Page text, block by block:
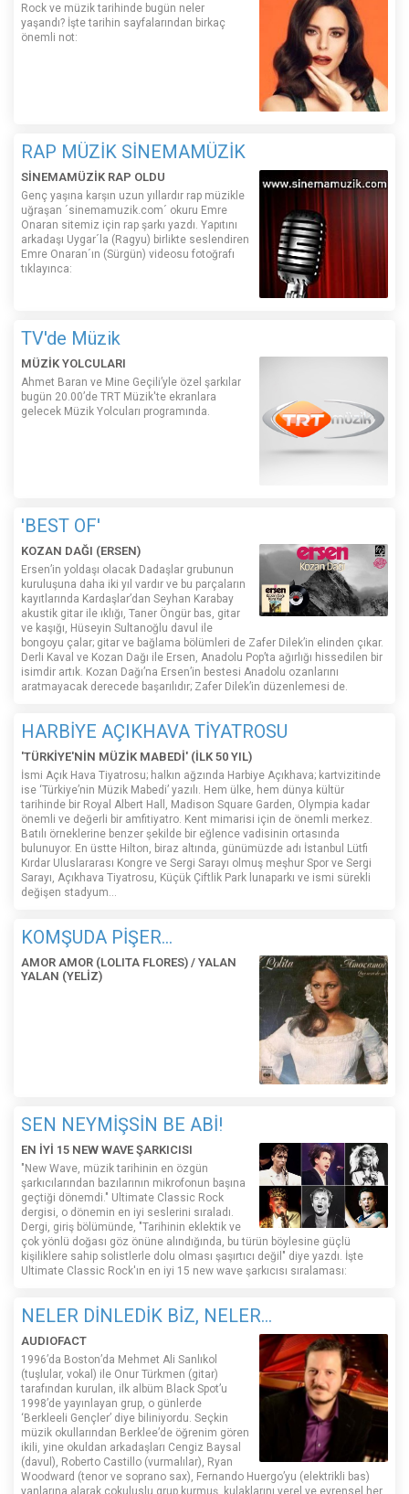
Rock ve müzik tarihinde bugün neler
yaşandı? İşte tarihin sayfalarından birkaç
önemli not:
RAP MÜZİK SİNEMAMÜZİK
SİNEMAMÜZİK RAP OLDU
Genç yaşına karşın uzun yıllardır rap müzikle
uğraşan ´sinemamuzik.com´ okuru Emre
Onaran sitemiz için rap şarkı yazdı. Yapıtını
arkadaşı Uygar´la (Ragyu) birlikte seslendiren
Emre Onaran´ın (Sürgün) videosu fotoğrafı
tıklayınca:
TV'de Müzik
MÜZİK YOLCULARI
Ahmet Baran ve Mine Geçili’yle özel şarkılar
bugün 20.00’de TRT Müzik'te ekranlara
gelecek Müzik Yolcuları programında.
'BEST OF'
KOZAN DAĞI (ERSEN)
Ersen’in yoldaşı olacak Dadaşlar grubunun
kuruluşuna daha iki yıl vardır ve bu parçaların
kayıtlarında Kardaşlar’dan Seyhan Karabay
akustik gitar ile ıklığı, Taner Öngür bas, gitar
ve kaşığı, Hüseyin Sultanoğlu davul ile
bongoyu çalar; gitar ve bağlama bölümleri de Zafer Dilek’in elinden çıkar.
Derli Kaval ve Kozan Dağı ile Ersen, Anadolu Pop’ta ağırlığı hissedilen bir
isimdir artık. Kozan Dağı’na Ersen’in bestesi Anadolu ozanlarını
aratmayacak derecede başarılıdır; Zafer Dilek’in düzenlemesi de.
HARBİYE AÇIKHAVA TİYATROSU
'TÜRKİYE'NİN MÜZİK MABEDİ' (İLK 50 YIL)
İsmi Açık Hava Tiyatrosu; halkın ağzında Harbiye Açıkhava; kartvizitinde
ise ‘Türkiye’nin Müzik Mabedi’ yazılı. Hem ülke, hem dünya kültür
tarihinde bir Royal Albert Hall, Madison Square Garden, Olympia kadar
önemli ve değerli bir amfitiyatro. Kent mimarisi için de önemli merkez.
Batılı örneklerine benzer şekilde bir eğlence vadisinin ortasında
bulunuyor. En üstte Hilton, biraz altında, günümüzde adı İstanbul Lütfi
Kırdar Uluslararası Kongre ve Sergi Sarayı olmuş meşhur Spor ve Sergi
Sarayı, Açıkhava Tiyatrosu, Küçük Çiftlik Park lunaparkı ve ismi sürekli
değişen stadyum…
KOMŞUDA PİŞER...
AMOR AMOR (LOLITA FLORES) / YALAN
YALAN (YELİZ)
SEN NEYMİŞSİN BE ABİ!
EN İYİ 15 NEW WAVE ŞARKICISI
"New Wave, müzik tarihinin en özgün
şarkıcılarından bazılarının mikrofonun başına
geçtiği dönemdi." Ultimate Classic Rock
dergisi, o dönemin en iyi seslerini sıraladı.
Dergi, giriş bölümünde, "Tarihinin eklektik ve
çok yönlü doğası göz önüne alındığında, bu türün böylesine güçlü
kişiliklere sahip solistlerle dolu olması şaşırtıcı değil" diye yazdı. İşte
Ultimate Classic Rock'ın en iyi 15 new wave şarkıcısı sıralaması:
NELER DİNLEDİK BİZ, NELER...
AUDIOFACT
1996’da Boston’da Mehmet Ali Sanlıkol
(tuşlular, vokal) ile Onur Türkmen (gitar)
tarafından kurulan, ilk albüm Black Spot’u
1998’de yayınlayan grup, o günlerde
‘Berkleeli Gençler’ diye biliniyordu. Seçkin
müzik okullarından Berklee’de öğrenim gören
ikili, yine okuldan arkadaşları Cengiz Baysal
(davul), Roberto Castillo (vurmalılar), Ryan
Woodward (tenor ve soprano sax), Fernando Huergo’yu (elektrikli bas)
yanlarına alarak çokuluslu grup kurmuş, kulaklarını yerel ve evrensel her